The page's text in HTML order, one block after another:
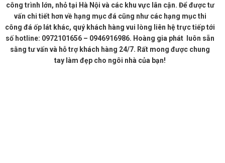
công trình lớn, nhỏ tại Hà Nội và các khu vực lân cận. Để được tư
vấn chi tiết hơn về hạng mục đá cũng như các hạng mục thi
công đá ốp lát khác, quý khách hàng vui lòng liên hệ trực tiếp tới
số hotline: 0972101656 – 0946916986. Hoàng gia phát luôn sẵn
sằng tư vấn và hỗ trợ khách hàng 24/7. Rất mong được chung
tay làm đẹp cho ngôi nhà của bạn!